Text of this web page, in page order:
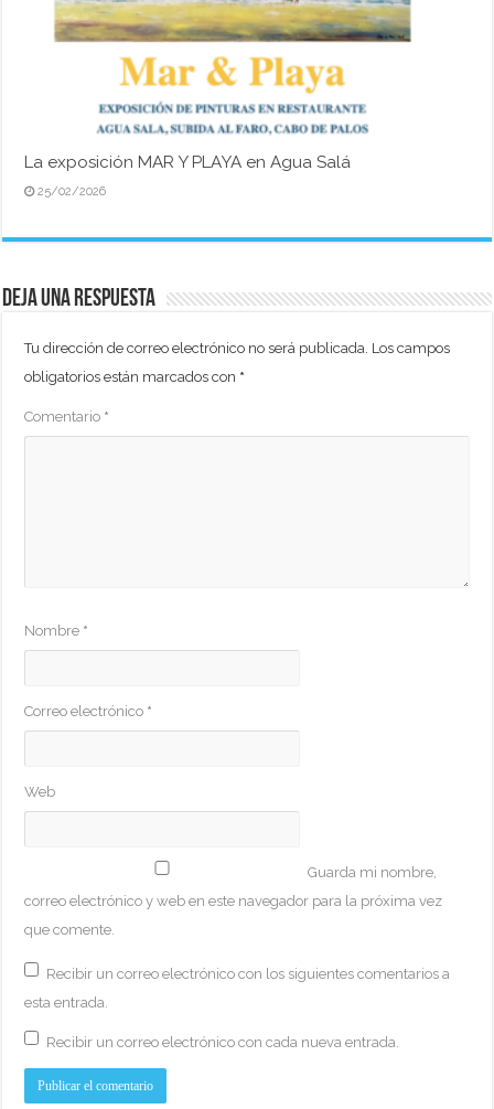
La exposición MAR Y PLAYA en Agua Salá
25/02/2026
Deja una respuesta
Tu dirección de correo electrónico no será publicada. Los campos
obligatorios están marcados con *
Comentario *
Nombre *
Correo electrónico *
Web
Guarda mi nombre,
correo electrónico y web en este navegador para la próxima vez
que comente.
Recibir un correo electrónico con los siguientes comentarios a
esta entrada.
Recibir un correo electrónico con cada nueva entrada.